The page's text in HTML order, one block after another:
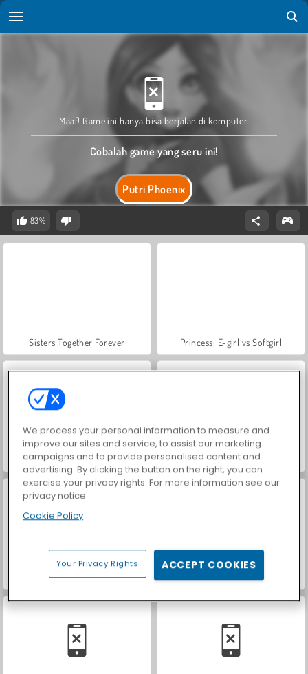
Putri Phoenix
Maaf! Game ini hanya bisa berjalan di komputer.
Cobalah game yang seru ini!
83%
Sisters Together Forever Princess: E-girl vs Softgirl
Putri Eliza: Pergi ke AquaPark Putri Menawan Bak Peri
Ratu Es: Pernikahan yang Berantakan Loli, Si Pencetak Bintang Rock
We process your personal information to measure and
improve our sites and service, to assist our marketing
campaigns and to provide personalised content and
advertising. By clicking the button on the right, you can
exercise your privacy rights. For more information see our
privacy notice
Cookie Policy
Your Privacy Rights ACCEPT COOKIES